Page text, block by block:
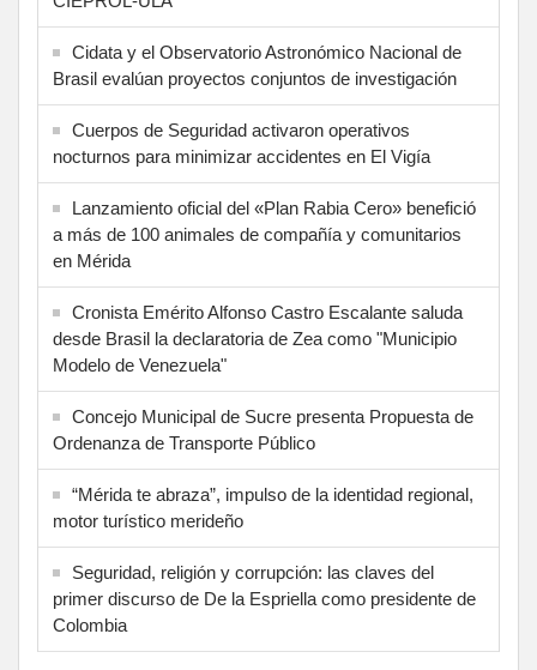
Cidata y el Observatorio Astronómico Nacional de
Brasil evalúan proyectos conjuntos de investigación
Cuerpos de Seguridad activaron operativos
nocturnos para minimizar accidentes en El Vigía
Lanzamiento oficial del «Plan Rabia Cero» benefició
a más de 100 animales de compañía y comunitarios
en Mérida
Cronista Emérito Alfonso Castro Escalante saluda
desde Brasil la declaratoria de Zea como "Municipio
Modelo de Venezuela"
Concejo Municipal de Sucre presenta Propuesta de
Ordenanza de Transporte Público
“Mérida te abraza”, impulso de la identidad regional,
motor turístico merideño
Seguridad, religión y corrupción: las claves del
primer discurso de De la Espriella como presidente de
Colombia